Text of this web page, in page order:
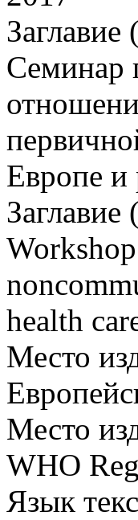
Заглавие
Семинар
Европе и
Заглавие
health
Место
Место
WHO
Язык